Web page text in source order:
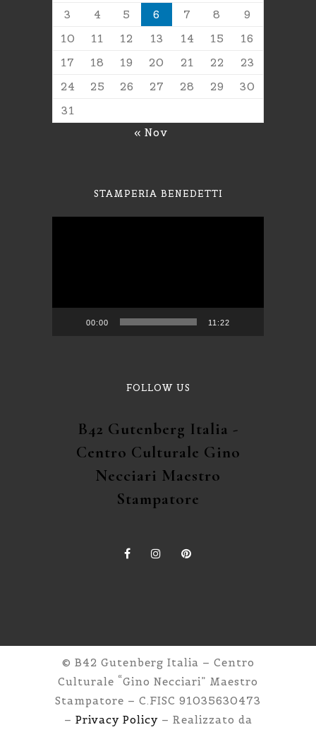
3
4 5 6 7 8
9
10
11 12 13 14 15
16
17
18 19 20 21 22
23
24
25 26 27 28 29
30
31
« Nov
STAMPERIA BENEDETTI
00:00 11:22
FOLLOW US
B42 Gutenberg Italia -
Centro Culturale Gino
Necciari Maestro
Stampatore
© B42 Gutenberg Italia – Centro
Culturale “Gino Necciari” Maestro
Stampatore – C.FISC 91035630473
– Privacy Policy– Realizzato da